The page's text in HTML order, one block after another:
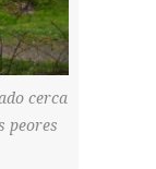
cerca
peores